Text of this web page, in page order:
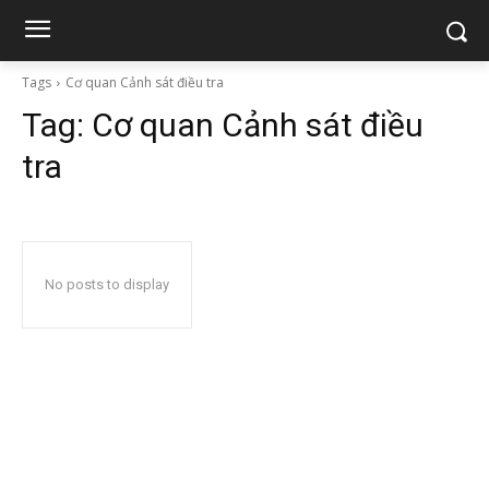
Tags Cơ quan Cảnh sát điều tra
Tag: Cơ quan Cảnh sát điều
tra
No posts to display